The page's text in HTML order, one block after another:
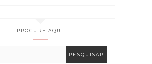
PROCURE AQUI